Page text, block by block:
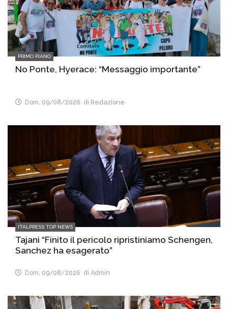
PRIMO PIANO
No Ponte, Hyerace: “Messaggio importante”
Dom, 09/08/2026 di Redazione
ITALPRESS TOP NEWS
Tajani “Finito il pericolo ripristiniamo Schengen,
Sanchez ha esagerato”
Dom, 09/08/2026 di Admin